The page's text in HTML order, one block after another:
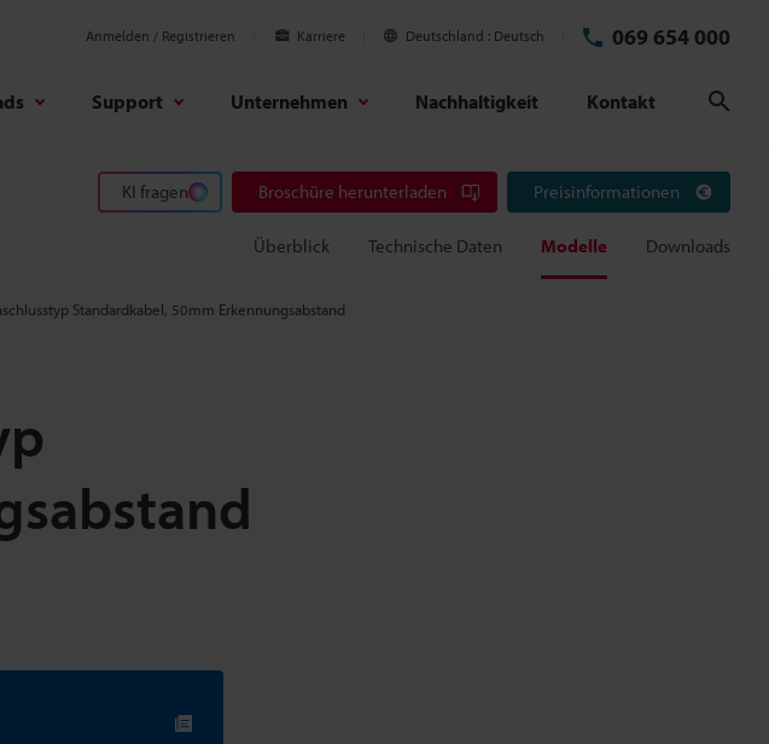
Anmelden / Registrieren Karriere Deutschland Deutsch 069 654 000
Support Unternehmen Nachhaltigkeit Kontakt
KI fragen Broschüre herunterladen Preisinformationen
Überblick Technische Daten Modelle Downloads
Standardkabel, 50mm Erkennungsabstand